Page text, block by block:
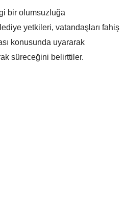
bir olumsuzluğa
yetkileri, vatandaşları fahiş
konusunda uyararak
süreceğini belirttiler.